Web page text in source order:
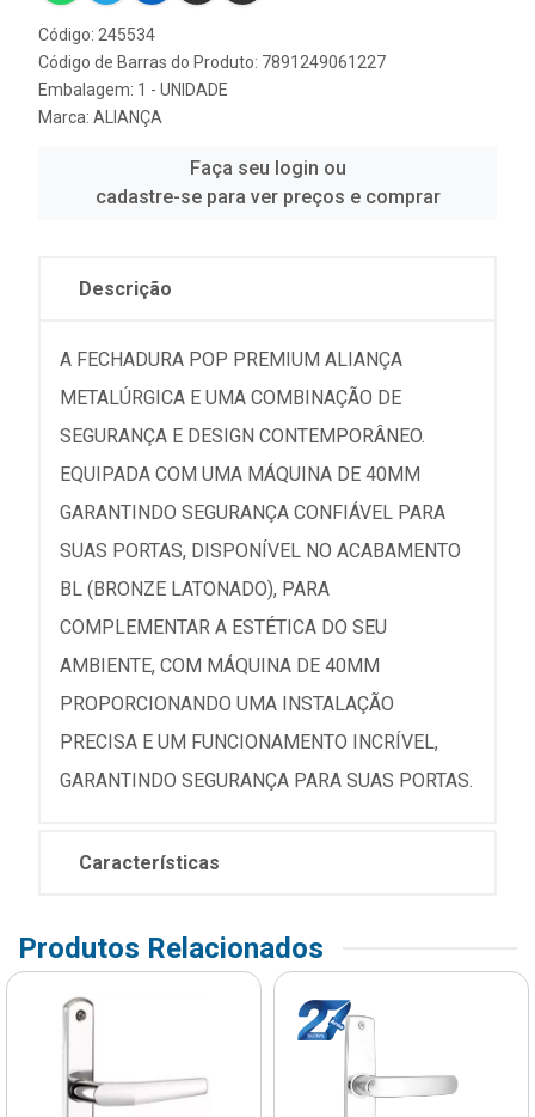
Código: 245534
Código de Barras do Produto: 7891249061227
Embalagem: 1 - UNIDADE
Marca: ALIANÇA
Faça seu login ou
cadastre-se para ver preços e comprar
Descrição
A FECHADURA POP PREMIUM ALIANÇA
METALÚRGICA E UMA COMBINAÇÃO DE
SEGURANÇA E DESIGN CONTEMPORÂNEO.
EQUIPADA COM UMA MÁQUINA DE 40MM
GARANTINDO SEGURANÇA CONFIÁVEL PARA
SUAS PORTAS, DISPONÍVEL NO ACABAMENTO
BL (BRONZE LATONADO), PARA
COMPLEMENTAR A ESTÉTICA DO SEU
AMBIENTE, COM MÁQUINA DE 40MM
PROPORCIONANDO UMA INSTALAÇÃO
PRECISA E UM FUNCIONAMENTO INCRÍVEL,
GARANTINDO SEGURANÇA PARA SUAS PORTAS.
Características
Produtos Relacionados